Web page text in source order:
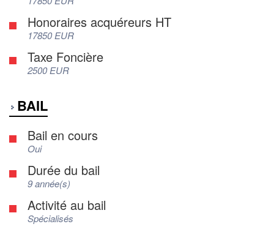
Honoraires acquéreurs HT
17850 EUR
Taxe Foncière
2500 EUR
BAIL
Bail en cours
Oui
Durée du bail
9 année(s)
Activité au bail
Spécialisés